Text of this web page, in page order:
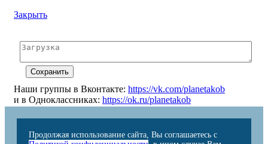
Закрыть
Наши группы в Вконтакте: https://vk.com/planetakob
и в Одноклассниках: https://ok.ru/planetakob
Продолжая использование сайта, Вы соглашаетесь с